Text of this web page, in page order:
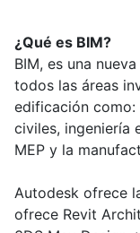
¿Qué es BIM?
BIM, es una
todos las áreas
edificación como:
civiles, ingeniería
MEP y la
Autodesk ofrece
ofrece Revit